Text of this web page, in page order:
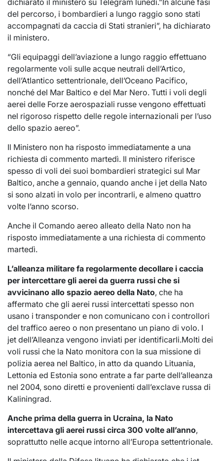
del percorso, i bombardieri a lungo raggio sono stati
accompagnati da caccia di Stati stranieri”, ha dichiarato
il ministero.
“Gli equipaggi dell’aviazione a lungo raggio effettuano
regolarmente voli sulle acque neutrali dell’Artico,
dell’Atlantico settentrionale, dell’Oceano Pacifico,
nonché del Mar Baltico e del Mar Nero. Tutti i voli degli
aerei delle Forze aerospaziali russe vengono effettuati
nel rigoroso rispetto delle regole internazionali per l’uso
dello spazio aereo”.
Il Ministero non ha risposto immediatamente a una
richiesta di commento martedì. Il ministero riferisce
spesso di voli dei suoi bombardieri strategici sul Mar
Baltico, anche a gennaio, quando anche i jet della Nato
si sono alzati in volo per incontrarli, e almeno quattro
volte l’anno scorso.
Anche il Comando aereo alleato della Nato non ha
risposto immediatamente a una richiesta di commento
martedì.
L’alleanza militare fa regolarmente decollare i caccia
per intercettare gli aerei da guerra russi che si
avvicinano allo spazio aereo della Nato, che ha
affermato che gli aerei russi intercettati spesso non
usano i transponder e non comunicano con i controllori
del traffico aereo o non presentano un piano di volo. I
jet dell’Alleanza vengono inviati per identificarli.Molti dei
voli russi che la Nato monitora con la sua missione di
polizia aerea nel Baltico, in atto da quando Lituania,
Lettonia ed Estonia sono entrate a far parte dell’alleanza
nel 2004, sono diretti e provenienti dall’exclave russa di
Kaliningrad.
Anche prima della guerra in Ucraina, la Nato
intercettava gli aerei russi circa 300 volte all’anno,
soprattutto nelle acque intorno all’Europa settentrionale.